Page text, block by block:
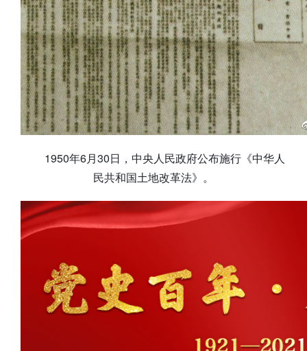
1950年6月30日，中央人民政府公布施行《中华人
民共和国土地改革法》。